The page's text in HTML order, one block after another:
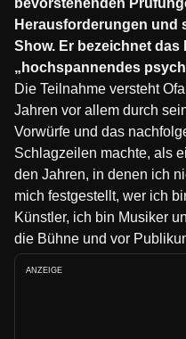
bevorstehenden
Herausforderungen und
Show. Er bezeichnet das
„hochspannendes
Die Teilnahme versteht
Jahren vor allem durch
Vorwürfe und das
Schlagzeilen machte, als
den Jahren, in denen ich
mich festgestellt, wer ich
Künstler, ich bin Musiker
die Bühne und vor
ANZEIGE